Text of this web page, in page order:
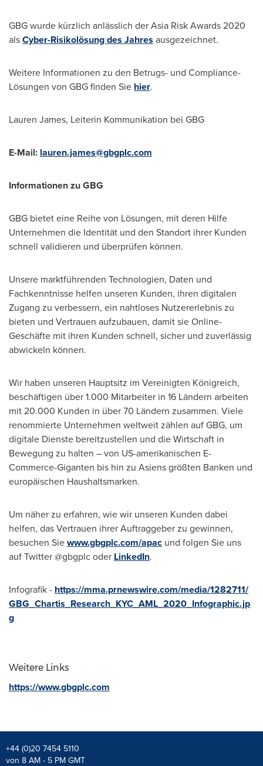
GBG wurde kürzlich anlässlich der Asia Risk Awards 2020
alsCyber-Risikolösung des Jahres ausgezeichnet.
Weitere Informationen zu den Betrugs- und Compliance-
Lösungen von GBG finden Sie hier.
Lauren James, Leiterin Kommunikation bei GBG
E-Mail: lauren.james@gbgplc.com
Informationen zu GBG
GBG bietet eine Reihe von Lösungen, mit deren Hilfe
Unternehmen die Identität und den Standort ihrer Kunden
schnell validieren und überprüfen können.
Unsere marktführenden Technologien, Daten und
Fachkenntnisse helfen unseren Kunden, ihren digitalen
Zugang zu verbessern, ein nahtloses Nutzererlebnis zu
bieten und Vertrauen aufzubauen, damit sie Online-
Geschäfte mit ihren Kunden schnell, sicher und zuverlässig
abwickeln können.
Wir haben unseren Hauptsitz im Vereinigten Königreich,
beschäftigen über 1.000 Mitarbeiter in 16 Ländern arbeiten
mit 20.000 Kunden in über 70 Ländern zusammen. Viele
renommierte Unternehmen weltweit zählen auf GBG, um
digitale Dienste bereitzustellen und die Wirtschaft in
Bewegung zu halten – von US-amerikanischen E-
Commerce-Giganten bis hin zu Asiens größten Banken und
europäischen Haushaltsmarken.
Um näher zu erfahren, wie wir unseren Kunden dabei
helfen, das Vertrauen ihrer Auftraggeber zu gewinnen,
besuchen Siewww.gbgplc.com/apac und folgen Sie uns
auf Twitter @gbgplc oder LinkedIn.
Infografik - https://mma.prnewswire.com/media/1282711/
GBG_Chartis_Research_KYC_AML_2020_Infographic.jp
g
Weitere Links
https://www.gbgplc.com
+44 (0)20 7454 5110
von 8 AM - 5 PM GMT